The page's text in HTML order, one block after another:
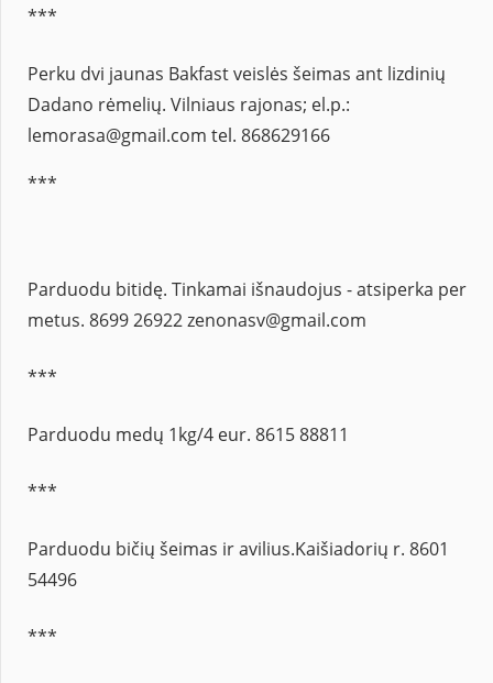
***
Perku dvi jaunas Bakfast veislės šeimas ant lizdinių
Dadano rėmelių. Vilniaus rajonas; el.p.:
lemorasa@gmail.com tel. 868629166
***
Parduodu bitidę. Tinkamai išnaudojus - atsiperka per
metus. 8699 26922 zenonasv@gmail.com
***
Parduodu medų 1kg/4 eur. 8615 88811
***
Parduodu bičių šeimas ir avilius.Kaišiadorių r. 8601
54496
***